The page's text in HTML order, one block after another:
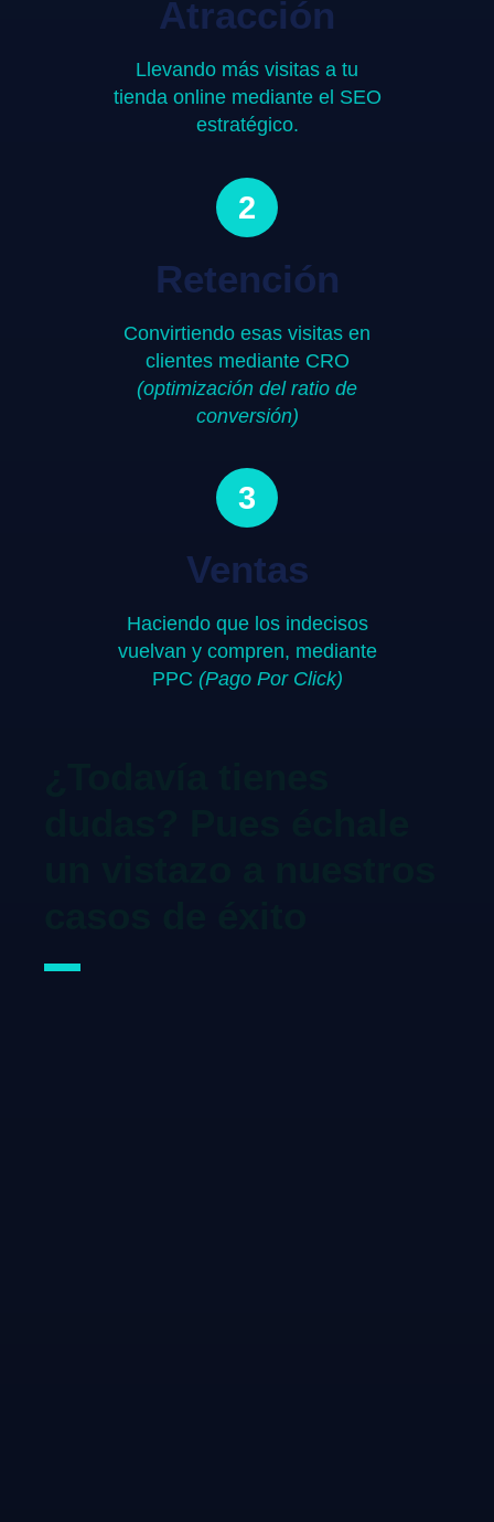
Atracción
Llevando más visitas a tu
tienda online mediante el SEO
estratégico.
2
Retención
Convirtiendo esas visitas en
clientes mediante CRO
(optimización del ratio de
conversión)
3
Ventas
Haciendo que los indecisos
vuelvan y compren, mediante
PPC (Pago Por Click)